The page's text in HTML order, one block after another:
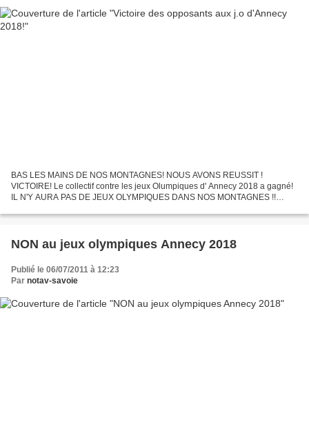
BAS LES MAINS DE NOS MONTAGNES! NOUS AVONS REUSSIT !
VICTOIRE! Le collectif contre les jeux Olumpiques d' Annecy 2018 a gagné!
IL N'Y AURA PAS DE JEUX OLYMPIQUES DANS NOS MONTAGNES !!
NON au jeux olympiques Annecy 2018
Publié le 06/07/2011 à 12:23
Par notav-savoie